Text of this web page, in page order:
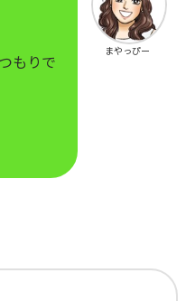
もりで
まやっぴー